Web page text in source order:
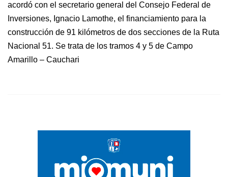
acordó con el secretario general del Consejo Federal de
Inversiones, Ignacio Lamothe, el financiamiento para la
construcción de 91 kilómetros de dos secciones de la Ruta
Nacional 51. Se trata de los tramos 4 y 5 de Campo
Amarillo – Cauchari